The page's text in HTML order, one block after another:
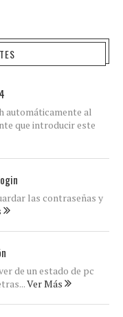
automáticamente al
que introducir este
las contraseñas y
de un estado de pc
Ver Más